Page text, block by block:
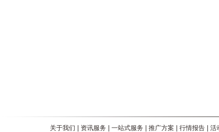
关于我们 资讯服务 一站式服务 推广方案 行情报告| 活